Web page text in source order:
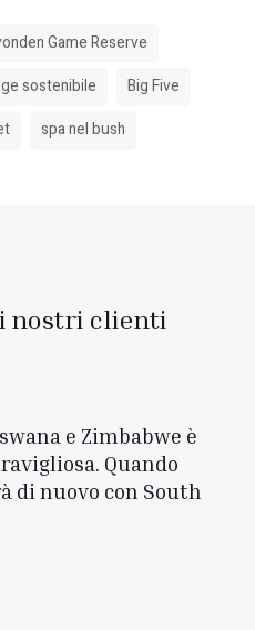
Game Reserve
sostenibile
Big Five
spa nel bush
nostri clienti
e Zimbabwe è
Quando
di nuovo con South